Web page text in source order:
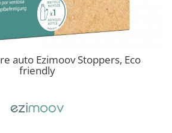
auto Ezimoov Stoppers, Eco
friendly